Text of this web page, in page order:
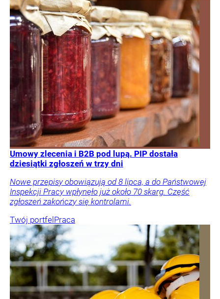
Umowy zlecenia i B2B pod lupą. PIP dostała
dziesiątki zgłoszeń w trzy dni
Nowe przepisy obowiązują od 8 lipca, a do Państwowej
Inspekcji Pracy wpłynęło już około 70 skarg. Część
zgłoszeń zakończy się kontrolami.
Twój portfelPraca